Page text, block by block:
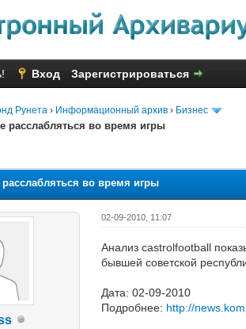
Вход Зарегистрироваться
Рунета › Информационный архив › Бизнес
расслабляться во время игры
расслабляться во время игры
02-09-2010, 11:07
Анализ castrolfootball
бывшей советской
Дата: 02-09-2010
Подробнее: http://